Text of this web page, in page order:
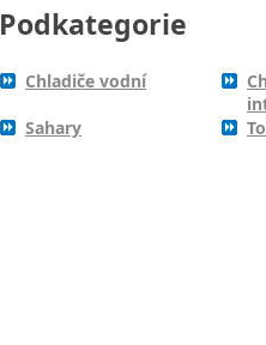
Podkategorie
Chladiče vodní
Sahary